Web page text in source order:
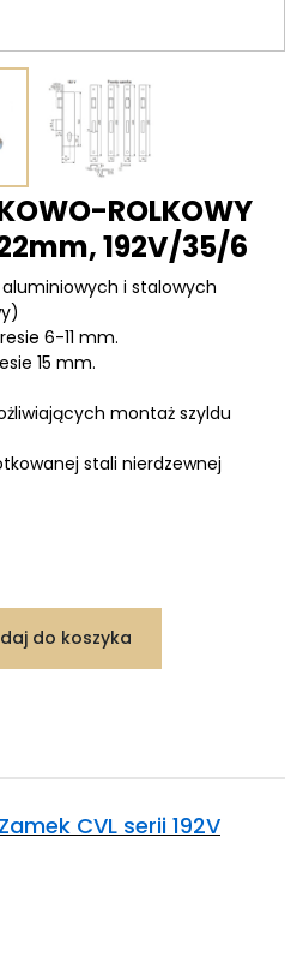
ROLKOWY
192V/35/6
i stalowych
6-11 mm.
15 mm.
montaż szyldu
stali nierdzewnej
do koszyka
CVL serii 192V